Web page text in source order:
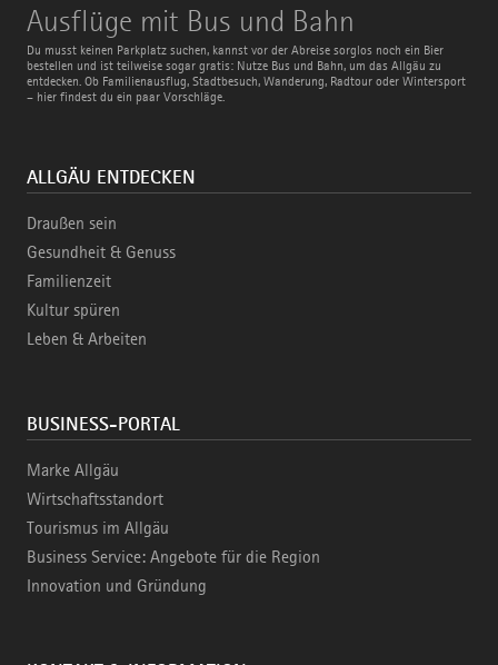
Ausflüge mit Bus und Bahn
Du musst keinen Parkplatz suchen, kannst vor der Abreise sorglos noch ein Bier
bestellen und ist teilweise sogar gratis: Nutze Bus und Bahn, um das Allgäu zu
entdecken. Ob Familienausflug, Stadtbesuch, Wanderung, Radtour oder Wintersport
– hier findest du ein paar Vorschläge.
Ausflüge
mit
Bus
und
Bahn
ALLGÄU ENTDECKEN
Draußen sein
Gesundheit & Genuss
Familienzeit
Kultur spüren
Leben & Arbeiten
BUSINESS-PORTAL
Marke Allgäu
Wirtschaftsstandort
Tourismus im Allgäu
Business Service: Angebote für die Region
Innovation und Gründung